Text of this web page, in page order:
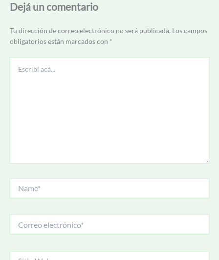
Dejá un comentario
Tu dirección de correo electrónico no será publicada. Los campos
obligatorios están marcados con *
acá...
electrónico*